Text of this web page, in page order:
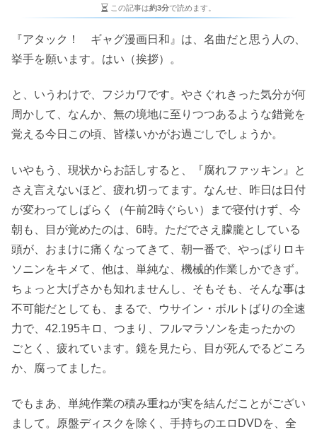
この記事は約3分で読めます。
『アタック！ ギャグ漫画日和』は、名曲だと思う人の、
挙手を願います。はい（挨拶）。
と、いうわけで、フジカワです。やさぐれきった気分が何
周かして、なんか、無の境地に至りつつあるような錯覚を
覚える今日この頃、皆様いかがお過ごしでしょうか。
いやもう、現状からお話しすると、『腐れファッキン』と
さえ言えないほど、疲れ切ってます。なんせ、昨日は日付
が変わってしばらく（午前2時ぐらい）まで寝付けず、今
朝も、目が覚めたのは、6時。ただでさえ朦朧としている
頭が、おまけに痛くなってきて、朝一番で、やっぱりロキ
ソニンをキメて、他は、単純な、機械的作業しかできず。
ちょっと大げさかも知れませんし、そもそも、そんな事は
不可能だとしても、まるで、ウサイン・ボルトばりの全速
力で、42.195キロ、つまり、フルマラソンを走ったかの
ごとく、疲れています。鏡を見たら、目が死んでるどころ
か、腐ってました。
でもまあ、単純作業の積み重ねが実を結んだことがござい
まして。原盤ディスクを除く、手持ちのエロDVDを、全